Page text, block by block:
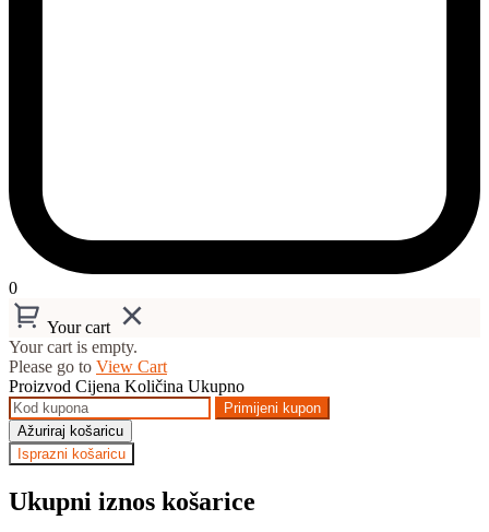
0
Your cart
Your cart is empty.
Please go to View Cart
Proizvod Cijena Količina Ukupno
Primijeni kupon
Ažuriraj košaricu
Isprazni košaricu
Ukupni iznos košarice